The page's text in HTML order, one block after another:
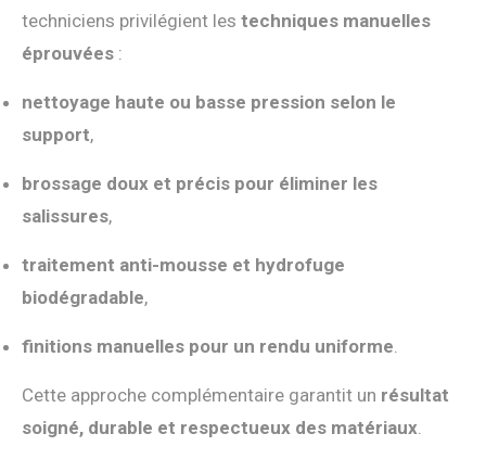
techniciens privilégient les techniques manuelles
éprouvées :
nettoyage haute ou basse pression selon le
support,
brossage doux et précis pour éliminer les
salissures,
traitement anti-mousse et hydrofuge
biodégradable,
finitions manuelles pour un rendu uniforme.
Cette approche complémentaire garantit un résultat
soigné, durable et respectueux des matériaux.